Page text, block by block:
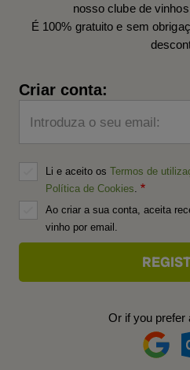
nosso clube de
É 100% gratuito e sem
Criar conta:
Introduza o seu email:
Li e aceito os Termos de
Política de Cookies
Ao criar a sua conta, aceita
vinho por email.
Or if you prefer